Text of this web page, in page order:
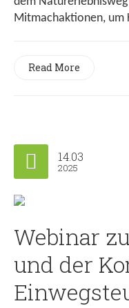
Mitmachaktionen, um
Read More
14.03
2025
Webinar
und der